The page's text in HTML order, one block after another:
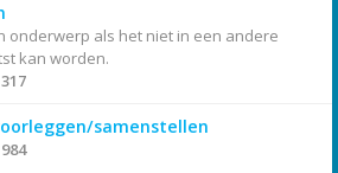
onderwerp als het niet in een andere
kan worden.
317
samenstellen
984